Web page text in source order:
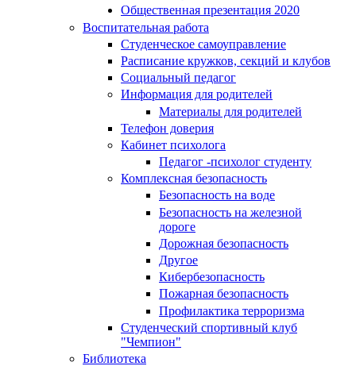
Общественная презентация 2020
Воспитательная работа
Студенческое самоуправление
Расписание кружков, секций и клубов
Социальный педагог
Информация для родителей
Материалы для родителей
Телефон доверия
Кабинет психолога
Педагог -психолог студенту
Комплексная безопасность
Безопасность на воде
Безопасность на железной
дороге
Дорожная безопасность
Другое
Кибербезопасность
Пожарная безопасность
Профилактика терроризма
Студенческий спортивный клуб
"Чемпион"
Библиотека